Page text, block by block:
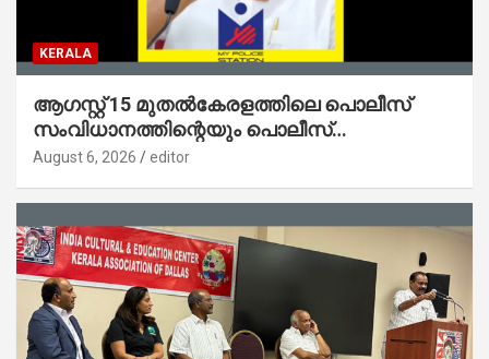
KERALA
ആഗസ്റ്റ് 15 മുതല്‍കേരളത്തിലെ പൊലീസ്
സംവിധാനത്തിന്റെയും പൊലീസ്
സ്റ്റേഷനുകളുടെയും മുഖഛായ മാറുകയാണ് :
August 6, 2026 editor